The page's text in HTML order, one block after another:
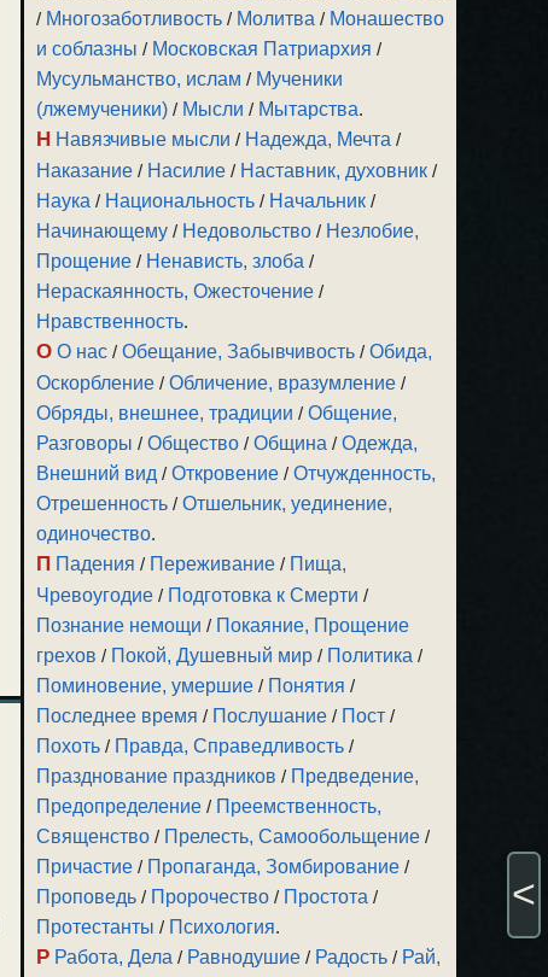
/ Многозаботливость / Молитва / Монашество
и соблазны / Московская Патриархия /
Мусульманство, ислам / Мученики
(лжемученики) / Мысли / Мытарства.
Н Навязчивые мысли / Надежда, Мечта /
Наказание / Насилие / Наставник, духовник /
Наука / Национальность / Начальник /
Начинающему / Недовольство / Незлобие,
Прощение / Ненависть, злоба /
Нераскаянность, Ожесточение /
Нравственность.
О О нас /Обещание, Забывчивость /Обида,
Оскорбление /Обличение, вразумление /
Обряды, внешнее, традиции /Общение,
Разговоры /Общество /Община /Одежда,
Внешний вид /Откровение /Отчужденность,
Отрешенность /Отшельник, уединение,
одиночество.
П Падения / Переживание / Пища,
Чревоугодие / Подготовка к Смерти /
Познание немощи / Покаяние, Прощение
грехов / Покой, Душевный мир / Политика /
Поминовение, умершие / Понятия /
Последнее время / Послушание / Пост /
Похоть / Правда, Справедливость /
Празднование праздников / Предведение,
Предопределение / Преемственность,
Священство / Прелесть, Самообольщение /
Причастие / Пропаганда, Зомбирование /
Проповедь / Пророчество / Простота /
Протестанты / Психология.
Р Работа, Дела / Равнодушие / Радость / Рай,
<